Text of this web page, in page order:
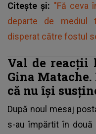
Citește și: "Fă ceva
departe de mediul
disperat către fostul
Val de reacții
Gina
că nu își
După noul mesaj
s-au împărtit în două